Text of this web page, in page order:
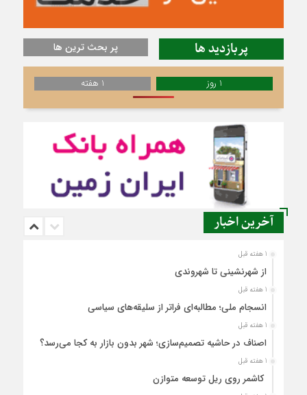
پربازدید ها پر بحث ترین ها
1 روز 1 هفته
آخرین اخبار
1 هفته قبل
از شهرنشینی تا شهروندی
1 هفته قبل
انسجام ملی؛ مطالبه‌ای فراتر از سلیقه‌های سیاسی
1 هفته قبل
اصناف در حاشیه تصمیم‌سازی؛ شهر بدون بازار به کجا می‌رسد؟
1 هفته قبل
کاشمر روی ریل توسعه متوازن